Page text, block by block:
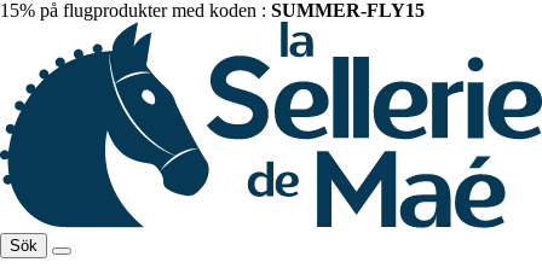
15% på flugprodukter med koden : SUMMER-FLY15
Sök